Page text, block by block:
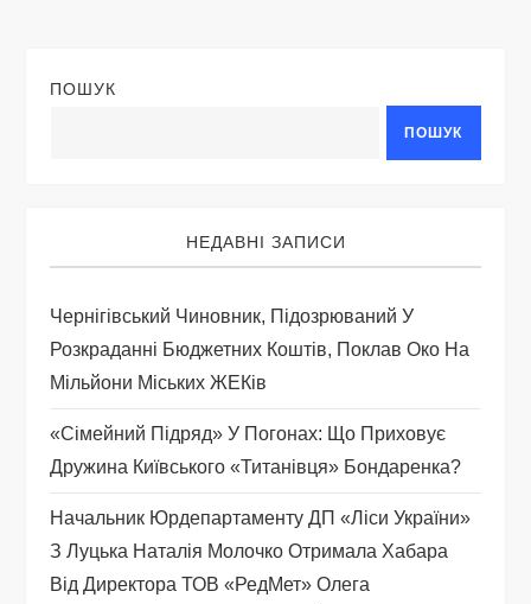
а
з
а
п
и
с
і
ПОШУК
ПОШУК
НЕДАВНІ ЗАПИСИ
Чернігівський Чиновник, Підозрюваний У
Розкраданні Бюджетних Коштів, Поклав Око На
Мільйони Міських ЖЕКів
«Сімейний Підряд» У Погонах: Що Приховує
Дружина Київського «титанівця» Бондаренка?
Начальник Юрдепартаменту ДП «Ліси України»
З Луцька Наталія Молочко Отримала Хабара
Від Директора ТОВ «РедМет» Олега